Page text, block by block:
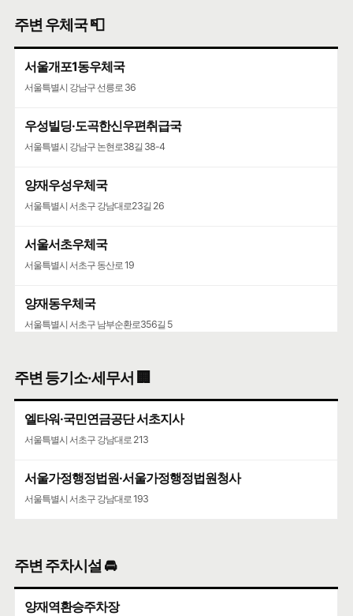
주변 우체국 📮
서울개포1동우체국
서울특별시 강남구 선릉로 36
우성빌딩·도곡한신우편취급국
서울특별시 강남구 논현로38길 38-4
양재우성우체국
서울특별시 서초구 강남대로23길 26
서울서초우체국
서울특별시 서초구 동산로 19
양재동우체국
서울특별시 서초구 남부순환로356길 5
서울특별시 서초구 강남대로 193
주변 등기소·세무서 🏢
엘타워·국민연금공단 서초지사
서울특별시 서초구 강남대로 213
서울가정행정법원·서울가정행정법원청사
서울특별시 서초구 강남대로 193
주변 주차시설 🚘
양재역환승주차장